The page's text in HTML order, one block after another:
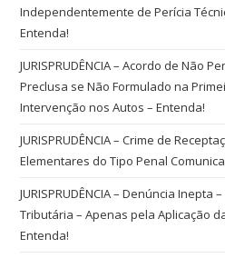
Independentemente de Perícia
Entenda!
JURISPRUDÊNCIA – Acordo de Não
Preclusa se Não Formulado na
Intervenção nos Autos – Entenda!
JURISPRUDÊNCIA – Crime de
Elementares do Tipo Penal
JURISPRUDÊNCIA – Denúncia Inepta
Tributária – Apenas pela Aplicação
Entenda!